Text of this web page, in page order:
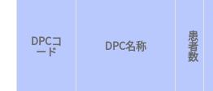
DPCコ
ード DPC名称
患
者
数